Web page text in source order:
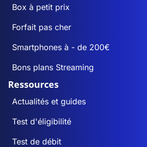
Box à petit prix
Forfait pas cher
Smartphones à - de 200€
Bons plans Streaming
Ressources
Actualités et guides
Test d'éligibilité
Test de débit